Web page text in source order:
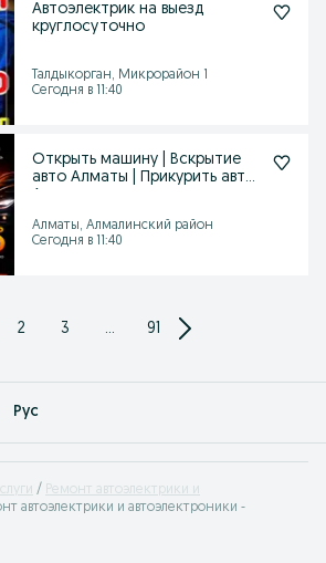
Автоэлектрик на выезд
круглосуточно
Талдыкорган, Микрорайон 1
Сегодня в 11:40
Открыть машину | Вскрытие
авто Алматы | Прикурить авто
Алматы, Алмалинский район
Сегодня в 11:40
2 3 ... 91
Рус
Ремонт автоэлектрики и
автоэлектрики и автоэлектроники -